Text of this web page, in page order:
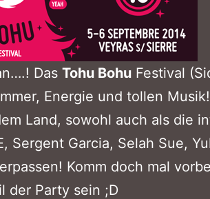
Das Tohu Bohu Festival
Energie und tollen Musik!
Land, sowohl auch als die
Sergent Garcia, Selah Sue,
Komm doch mal
der Party sein ;D